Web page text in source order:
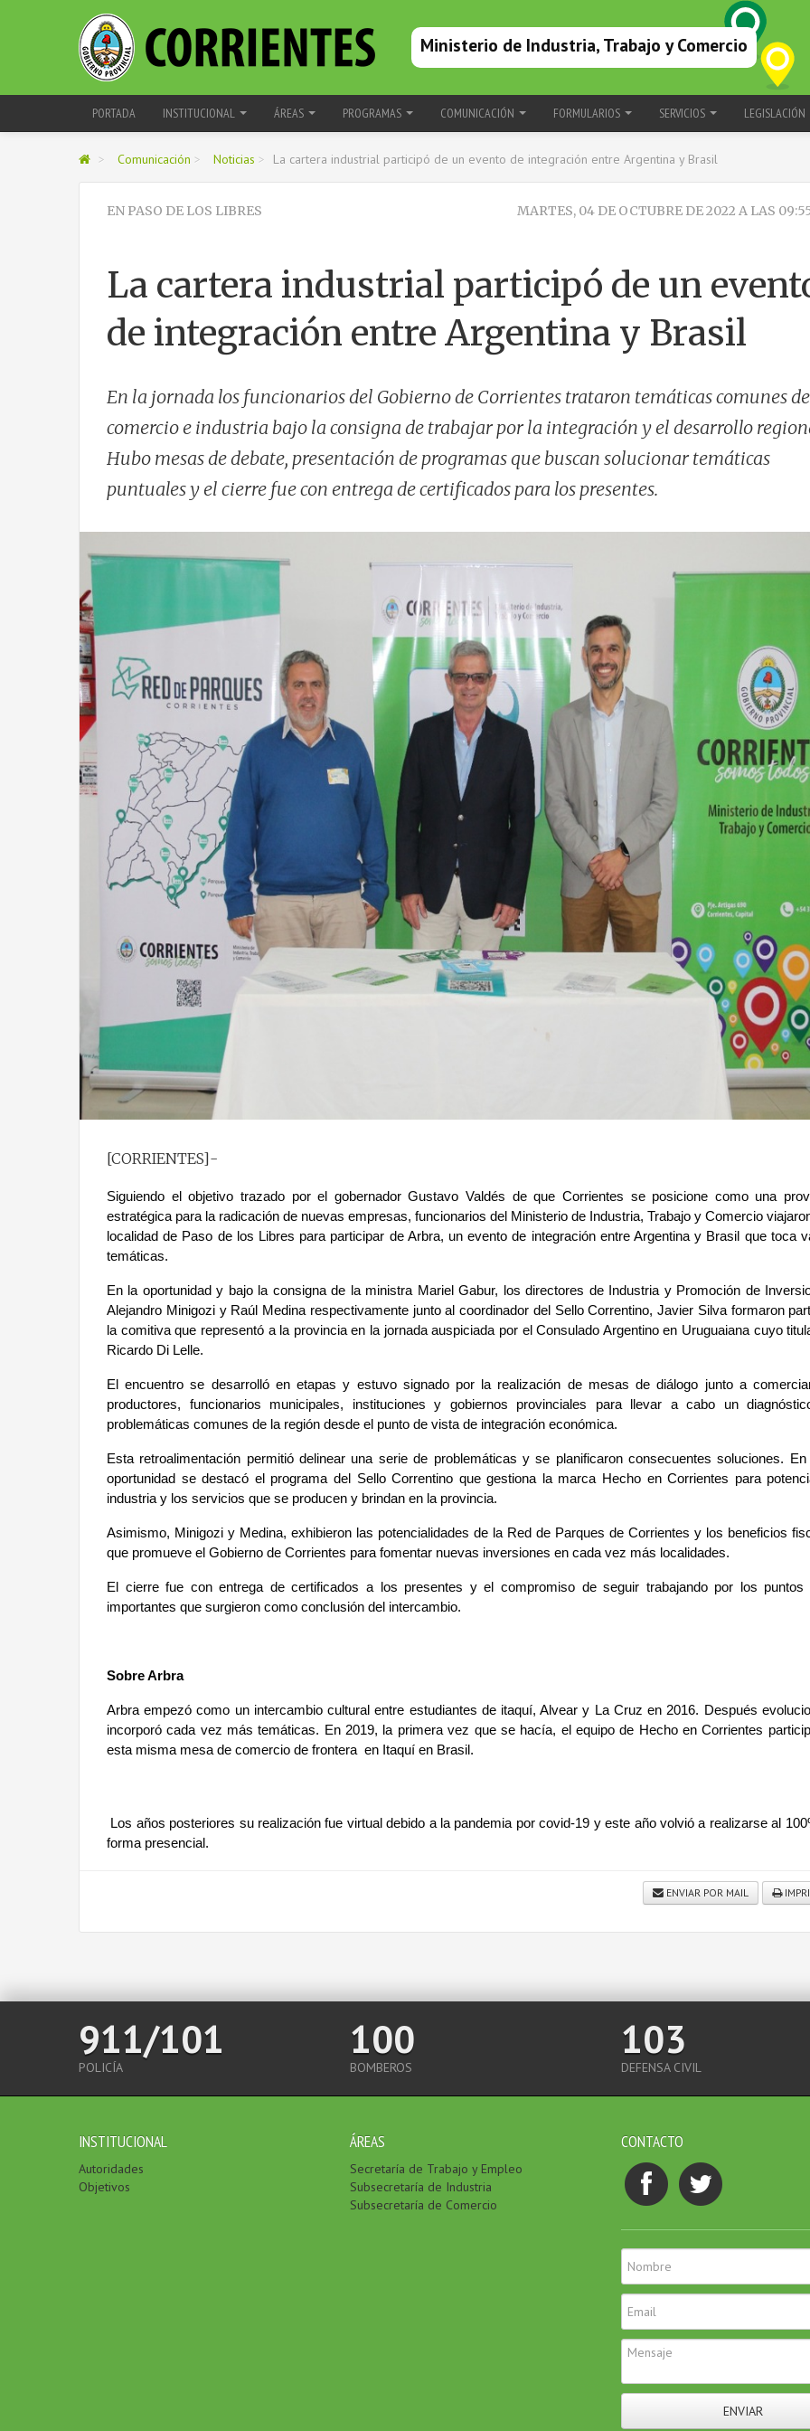
Ministerio de Industria, Trabajo y Comercio
PORTADA INSTITUCIONAL ÁREAS PROGRAMAS COMUNICACIÓN FORMULARIOS SERVICIOS LEGISLACIÓN
> Comunicación > Noticias > La cartera industrial participó de un evento de integración entre Argentina y Brasil
EN PASO DE LOS LIBRES MARTES, 04 DE OCTUBRE DE 2022 A LAS
La cartera industrial participó de un
de integración entre Argentina y Brasil
En la jornada los funcionarios del Gobierno de Corrientes trataron temáticas comunes de
comercio e industria bajo la consigna de trabajar por la integración y el desarrollo
Hubo mesas de debate, presentación de programas que buscan solucionar temáticas
puntuales y el cierre fue con entrega de certificados para los presentes.
[CORRIENTES]-
Siguiendo el objetivo trazado por el gobernador Gustavo Valdés de que Corrientes se posicione como una
estratégica para la radicación de nuevas empresas, funcionarios del Ministerio de Industria, Trabajo y Comercio
localidad de Paso de los Libres para participar de Arbra, un evento de integración entre Argentina y Brasil que toca
temáticas.
En la oportunidad y bajo la consigna de la ministra Mariel Gabur, los directores de Industria y Promoción de
Alejandro Minigozi y Raúl Medina respectivamente junto al coordinador del Sello Correntino, Javier Silva formaron
la comitiva que representó a la provincia en la jornada auspiciada por el Consulado Argentino en Uruguaiana cuyo
Ricardo Di Lelle.
El encuentro se desarrolló en etapas y estuvo signado por la realización de mesas de diálogo junto a
productores, funcionarios municipales, instituciones y gobiernos provinciales para llevar a cabo un
problemáticas comunes de la región desde el punto de vista de integración económica.
Esta retroalimentación permitió delinear una serie de problemáticas y se planificaron consecuentes soluciones. En
oportunidad se destacó el programa del Sello Correntino que gestiona la marca Hecho en Corrientes para
industria y los servicios que se producen y brindan en la provincia.
Asimismo, Minigozi y Medina, exhibieron las potencialidades de la Red de Parques de Corrientes y los beneficios
que promueve el Gobierno de Corrientes para fomentar nuevas inversiones en cada vez más localidades.
El cierre fue con entrega de certificados a los presentes y el compromiso de seguir trabajando por los puntos
importantes que surgieron como conclusión del intercambio.
Sobre Arbra
Arbra empezó como un intercambio cultural entre estudiantes de itaquí, Alvear y La Cruz en 2016. Después
incorporó cada vez más temáticas. En 2019, la primera vez que se hacía, el equipo de Hecho en Corrientes
esta misma mesa de comercio de frontera  en Itaquí en Brasil.
Los años posteriores su realización fue virtual debido a la pandemia por covid-19 y este año volvió a realizarse al
forma presencial.
ENVIAR POR MAIL
911/101
POLICÍA
100
BOMBEROS
103
DEFENSA CIVIL
INSTITUCIONAL
Autoridades
Objetivos
ÁREAS
Secretaría de Trabajo y Empleo
Subsecretaría de Industria
Subsecretaría de Comercio
CONTACTO
ENVIAR